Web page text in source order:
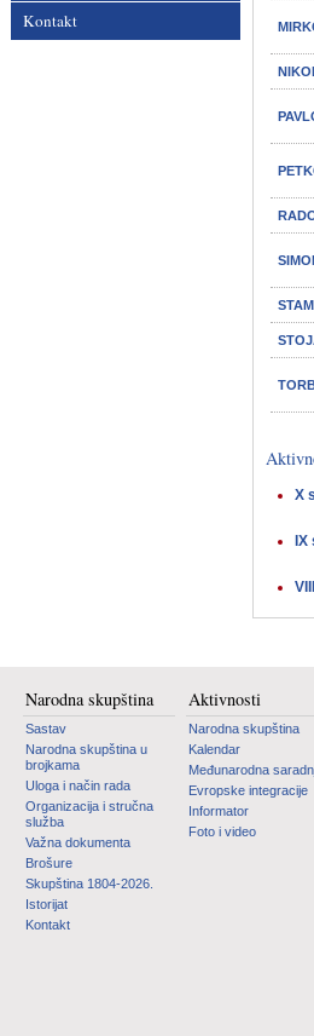
Kontakt
X
Narodna skupština
Sastav
Narodna skupština u
brojkama
Uloga i način rada
Organizacija i stručna
služba
Važna dokumenta
Brošure
Skupština 1804-2026.
Istorijat
Kontakt
Aktivnosti
Narodna skupština
Kalendar
Međunarodna
Evropske integracije
Informator
Foto i video